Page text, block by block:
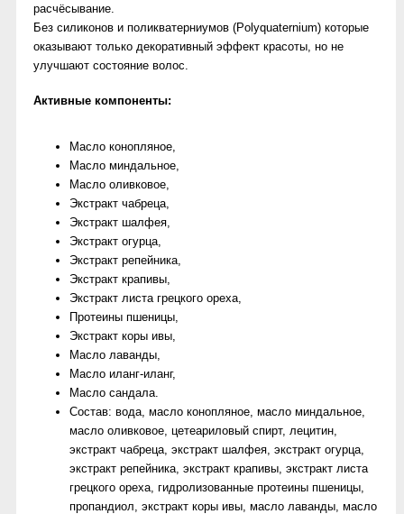
расчёсывание.
Без силиконов и поликватерниумов (Polyquaternium) которые
оказывают только декоративный эффект красоты, но не
улучшают состояние волос.
Активные компоненты:
Масло конопляное,
Масло миндальное,
Масло оливковое,
Экстракт чабреца,
Экстракт шалфея,
Экстракт огурца,
Экстракт репейника,
Экстракт крапивы,
Экстракт листа грецкого ореха,
Протеины пшеницы,
Экстракт коры ивы,
Масло лаванды,
Масло иланг-иланг,
Масло сандала.
Состав: вода, масло конопляное, масло миндальное,
масло оливковое, цетеариловый спирт, лецитин,
экстракт чабреца, экстракт шалфея, экстракт огурца,
экстракт репейника, экстракт крапивы, экстракт листа
грецкого ореха, гидролизованные протеины пшеницы,
пропандиол, экстракт коры ивы, масло лаванды, масло